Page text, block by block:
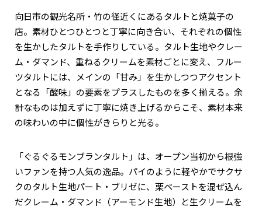
向日市の観光名所・竹の径近くにあるタルトと焼菓子の
店。素材ひとつひとつと丁寧に向き合い、それぞれの個性
を生かしたタルトを手作りしている。タルト生地やクレー
ム・ダマンド、重ねるクリームを素材ごとに変え、フルー
ツタルトには、メインの「甘み」を生かしつつアクセント
となる「酸味」の要素をプラスしたものを多く揃える。余
計なものは加えずに丁寧に焼き上げるからこそ、素材本来
の味わいの中に個性がきらりと光る。
「ぐるぐるモンブランタルト」は、オープン当初から根強
いファンを持つ人気の逸品。パイのように軽やかでサクサ
クのタルト生地パート・ブリゼに、栗ペーストを混ぜ込ん
だクレーム・ダマンド（アーモンド生地）と生クリームを